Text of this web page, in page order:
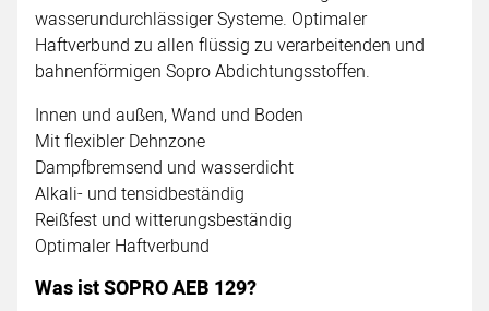
wasserundurchlässiger Systeme. Optimaler
Haftverbund zu allen flüssig zu verarbeitenden und
bahnenförmigen Sopro Abdichtungsstoffen.
Innen und außen, Wand und Boden
Mit flexibler Dehnzone
Dampfbremsend und wasserdicht
Alkali- und tensidbeständig
Reißfest und witterungsbeständig
Optimaler Haftverbund
Was ist SOPRO AEB 129?